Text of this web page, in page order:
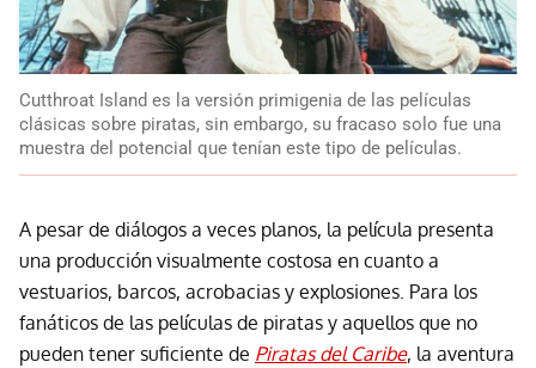
Cutthroat Island es la versión primigenia de las películas
clásicas sobre piratas, sin embargo, su fracaso solo fue una
muestra del potencial que tenían este tipo de películas.
A pesar de diálogos a veces planos, la película presenta
una producción visualmente costosa en cuanto a
vestuarios, barcos, acrobacias y explosiones. Para los
fanáticos de las películas de piratas y aquellos que no
pueden tener suficiente de Piratas del Caribe, la aventura